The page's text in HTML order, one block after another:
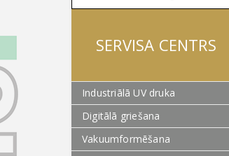
SERVISA CENTRS
Industriālā UV druka
Digitālā griešana
Vakuumformēšana